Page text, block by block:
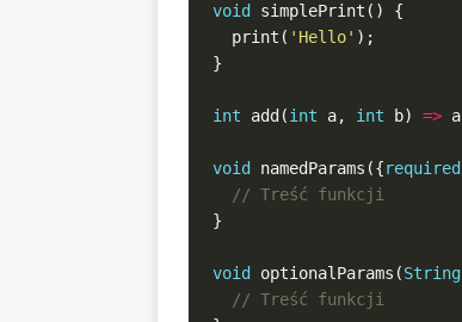
void
  print(
'Hello'
int add(int a, int b) => a
void namedParams({required
void optionalParams(String